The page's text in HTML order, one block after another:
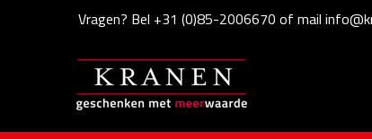
Vragen? Bel +31 (0)85-2006670 of mail